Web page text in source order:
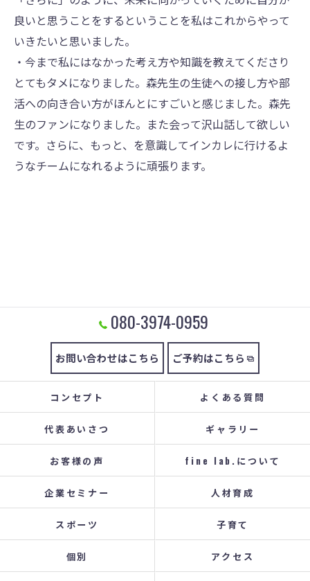
良いと思うことをするということを私はこれからやって
いきたいと思いました。
・今まで私にはなかった考え⽅や知識を教えてくださり
とてもタメになりました。森先⽣の⽣徒への接し⽅や部
活への向き合い⽅がほんとにすごいと感じました。森先
⽣のファンになりました。また会って沢⼭話して欲しい
です。さらに、もっと、を意識してインカレに⾏けるよ
うなチームになれるように頑張ります。
080-3974-0959
お問い合わせはこちら ご予約はこちら
コンセプト よくある質問
代表あいさつ ギャラリー
お客様の声 fine lab.について
企業セミナー 人材育成
スポーツ 子育て
個別 アクセス